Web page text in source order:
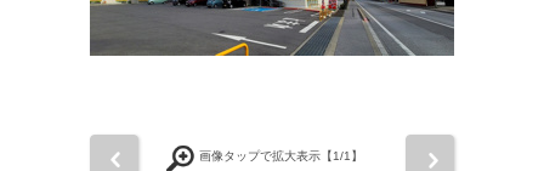
画像タップで拡大表示【1/1】